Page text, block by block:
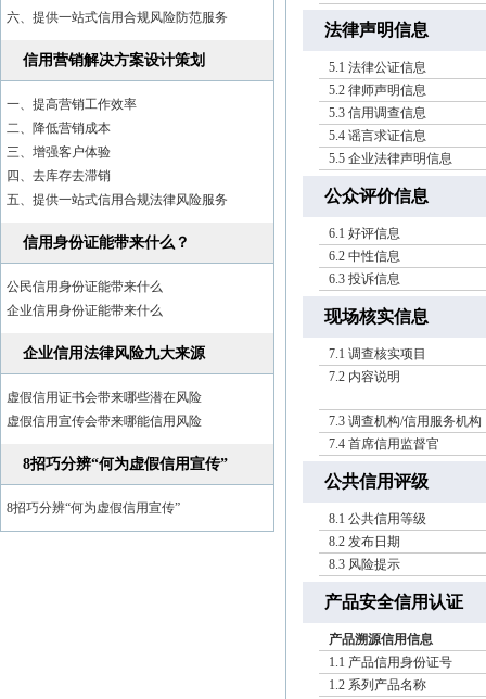
六、提供一站式信用合规风险防范服务
信用营销解决方案设计策划
一、提高营销工作效率
二、降低营销成本
三、增强客户体验
四、去库存去滞销
五、提供一站式信用合规法律风险服务
信用身份证能带来什么？
公民信用身份证能带来什么
企业信用身份证能带来什么
企业信用法律风险九大来源
虚假信用证书会带来哪些潜在风险
虚假信用宣传会带来哪能信用风险
8招巧分辨“何为虚假信用宣传”
8招巧分辨“何为虚假信用宣传”
法律声明信息
5.1 法律公证信息
5.2 律师声明信息
5.3 信用调查信息
5.4 谣言求证信息
5.5 企业法律声明信息
公众评价信息
6.1 好评信息
6.2 中性信息
6.3 投诉信息
现场核实信息
7.1 调查核实项目
7.2 内容说明
7.3 调查机构/信用服务机构
7.4 首席信用监督官
公共信用评级
8.1 公共信用等级
8.2 发布日期
8.3 风险提示
产品安全信用认证
产品溯源信用信息
1.1 产品信用身份证号
1.2 系列产品名称